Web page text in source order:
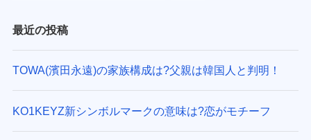
最近の投稿
TOWA(濱田永遠)の家族構成は?父親は韓国人と判明！
KO1KEYZ新シンボルマークの意味は?恋がモチーフ